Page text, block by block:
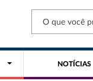
NOTÍCIAS